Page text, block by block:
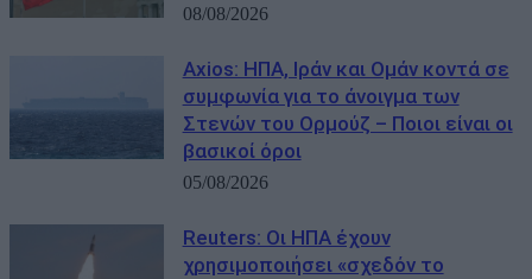
08/08/2026
Axios: ΗΠΑ, Ιράν και Ομάν κοντά σε
συμφωνία για το άνοιγμα των
Στενών του Ορμούζ – Ποιοι είναι οι
βασικοί όροι
05/08/2026
Reuters: Οι ΗΠΑ έχουν
χρησιμοποιήσει «σχεδόν το